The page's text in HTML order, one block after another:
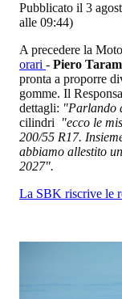
Pubblicato il 3
alle 09:44)
A precedere la
orari - Piero
pronta a proporre
gomme. Il
dettagli: "Parlando
cilindri
"ecco le
200/55 R17.
abbiamo allestito
2027".
La SBK riscrive le